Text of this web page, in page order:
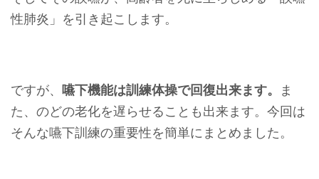
性肺炎」を引き起こします。
ですが、 嚥下機能は訓練体操で回復出来ます。
ま
た、のどの老化を遅らせることも出来ます。今回は
そんな嚥下訓練の重要性を簡単にまとめました。